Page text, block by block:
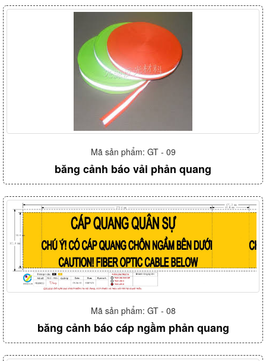
Mã sản phẩm: GT - 09
băng cảnh báo vải phản quang
Mã sản phẩm: GT - 08
băng cảnh báo cáp ngầm phản quang